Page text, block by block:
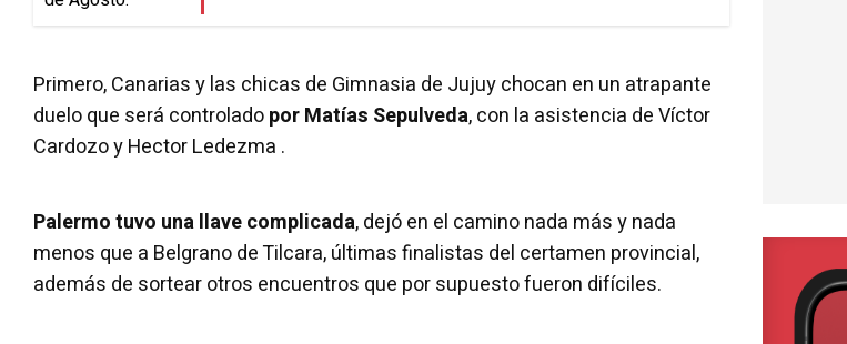
Primero, Canarias y las chicas de Gimnasia de Jujuy chocan en un atrapante
duelo que será controladopor Matías Sepulveda, con la asistencia de Víctor
Cardozo y Hector Ledezma .
Palermo tuvo una llave complicada, dejó en el camino nada más y nada
menos que a Belgrano de Tilcara, últimas finalistas del certamen provincial,
además de sortear otros encuentros que por supuesto fueron difíciles.